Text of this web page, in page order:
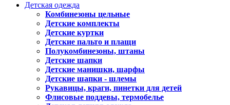
Детская одежда
Комбинезоны цельные
Детские комплекты
Детские куртки
Детские пальто и плащи
Полукомбинезоны, штаны
Детские шапки
Детские манишки, шарфы
Детские шапки - шлемы
Рукавицы, краги, пинетки для детей
Флисовые поддевы, термобелье